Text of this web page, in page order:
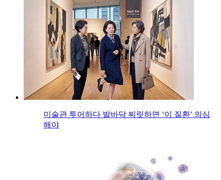
미술관 투어하다 발바닥 찌릿하면 ‘이 질환’ 의심
해야